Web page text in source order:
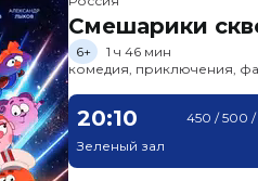
Смешарики
6+
1 ч 46 мин
комедия, приключения,
20:10
Зеленый зал
450 / 500